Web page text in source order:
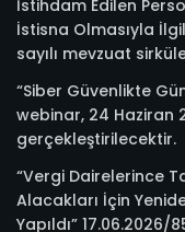
İstihdam Edilen
İstisna Olmasıyla
sayılı mevzuat
“Siber Güvenlikte
webinar, 24 Haziran
gerçekleştirilecektir.
“Vergi Dairelerince
Alacakları İçin
Yapıldı” 17.06.2026/